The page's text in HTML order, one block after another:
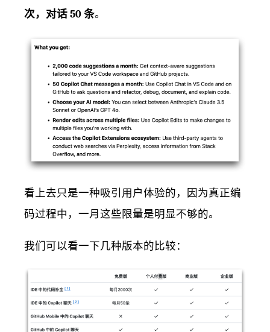
次，对话 50 条。
看上去只是一种吸引用户体验的，因为真正编
码过程中，一月这些限量是明显不够的。
我们可以看一下几种版本的比较：